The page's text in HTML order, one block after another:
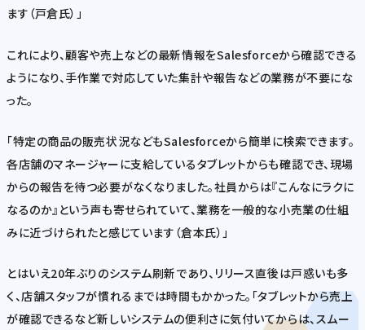
ます（戸倉氏）」
これにより、顧客や売上などの最新情報をSalesforceから確認できる
ようになり、手作業で対応していた集計や報告などの業務が不要にな
った。
「特定の商品の販売状況などもSalesforceから簡単に検索できます。
各店舗のマネージャーに支給しているタブレットからも確認でき、現場
からの報告を待つ必要がなくなりました。社員からは『こんなにラクに
なるのか』という声も寄せられていて、業務を一般的な小売業の仕組
みに近づけられたと感じています（倉本氏）」
とはいえ20年ぶりのシステム刷新であり、リリース直後は戸惑いも多
く、店舗スタッフが慣れるまでは時間もかかった。「タブレットから売上
が確認できるなど新しいシステムの便利さに気付いてからは、スムー